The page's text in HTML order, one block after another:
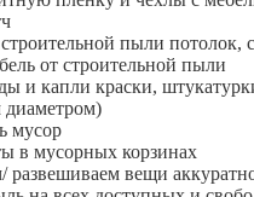
пыли потолок,
от строительной пыли
и капли краски,
диаметром)
мусор
в мусорных корзинах
развешиваем вещи